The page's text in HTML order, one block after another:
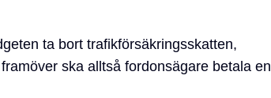
ta bort trafikförsäkringsskatten,
ska alltså fordonsägare betala en